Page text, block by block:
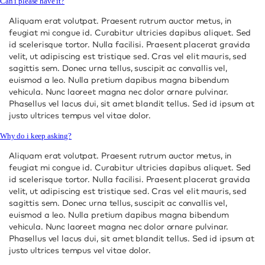
Aliquam erat volutpat. Praesent rutrum auctor metus, in
feugiat mi congue id. Curabitur ultricies dapibus aliquet. Sed
id scelerisque tortor. Nulla facilisi. Praesent placerat gravida
velit, ut adipiscing est tristique sed. Cras vel elit mauris, sed
sagittis sem. Donec urna tellus, suscipit ac convallis vel,
euismod a leo. Nulla pretium dapibus magna bibendum
vehicula. Nunc laoreet magna nec dolor ornare pulvinar.
Phasellus vel lacus dui, sit amet blandit tellus. Sed id ipsum at
justo ultrices tempus vel vitae dolor.
Why do i keep asking?
Aliquam erat volutpat. Praesent rutrum auctor metus, in
feugiat mi congue id. Curabitur ultricies dapibus aliquet. Sed
id scelerisque tortor. Nulla facilisi. Praesent placerat gravida
velit, ut adipiscing est tristique sed. Cras vel elit mauris, sed
sagittis sem. Donec urna tellus, suscipit ac convallis vel,
euismod a leo. Nulla pretium dapibus magna bibendum
vehicula. Nunc laoreet magna nec dolor ornare pulvinar.
Phasellus vel lacus dui, sit amet blandit tellus. Sed id ipsum at
justo ultrices tempus vel vitae dolor.